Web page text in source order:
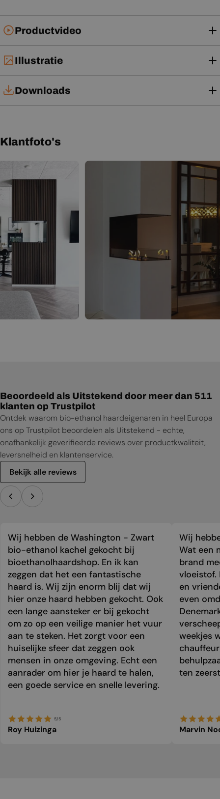
Productvideo
Illustratie
Downloads
Gebruikershandleiding
Productblad
Klantfoto's
Beoordeeld als Uitstekend door meer dan 511
klanten op Trustpilot
Ontdek waarom bio-ethanol haardeigenaren in heel Europa
ons op Trustpilot beoordelen als Uitstekend - echte,
onafhankelijk geverifieerde reviews over productkwaliteit,
leversnelheid en klantenservice.
Bekijk alle reviews
Wij hebben de Washington - Zwart
bio-ethanol kachel gekocht bij
bioethanolhaardshop. En ik kan
zeggen dat het een fantastische
haard is. Wij zijn enorm blij dat wij
hier onze haard hebben gekocht. Ook
een lange aansteker er bij gekocht
om zo op een veilige manier het vuur
aan te steken. Het zorgt voor een
huiselijke sfeer dat zeggen ook
mensen in onze omgeving. Echt een
aanrader om hier je haard te halen,
een goede service en snelle levering.
5/5
Roy Huizinga
Wij
Wat een
brand
vloeistof.
en
even
weekjes
ten
Marvin